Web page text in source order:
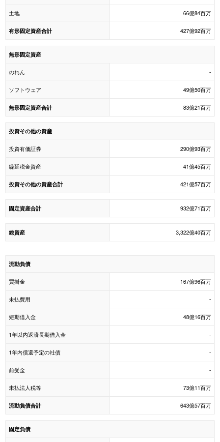
土地 66億84百万
有形固定資産合計 427億92百万
無形固定資産
のれん -
ソフトウェア 49億50百万
無形固定資産合計 83億21百万
投資その他の資産
投資有価証券 290億93百万
繰延税金資産 41億45百万
投資その他の資産合計 421億57百万
固定資産合計 932億71百万
総資産 3,322億40百万
流動負債
買掛金 167億96百万
未払費用 -
短期借入金 48億16百万
1年以内返済長期借入金 -
1年内償還予定の社債 -
前受金 -
未払法人税等 73億11百万
流動負債合計 643億57百万
固定負債